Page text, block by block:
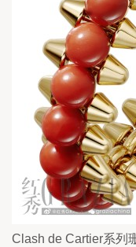
Clash de Cartier系列